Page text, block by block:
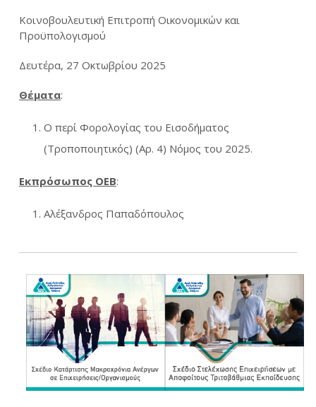
Κοινοβουλευτική Επιτροπή Οικονομικών και
Προϋπολογισμού
Δευτέρα, 27 Οκτωβρίου 2025
Θέματα:
Ο περί Φορολογίας του Εισοδήματος
(Τροποποιητικός) (Αρ. 4) Νόμος του 2025.
Εκπρόσωπος ΟΕΒ:
Αλέξανδρος Παπαδόπουλος